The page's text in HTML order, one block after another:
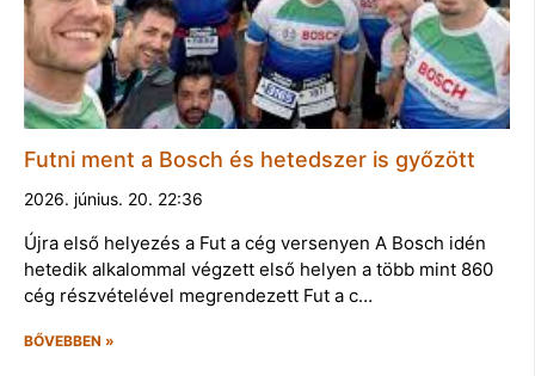
Futni ment a Bosch és hetedszer is győzött
2026. június. 20. 22:36
Újra első helyezés a Fut a cég versenyen A Bosch idén
hetedik alkalommal végzett első helyen a több mint 860
cég részvételével megrendezett Fut a c…
BŐVEBBEN »